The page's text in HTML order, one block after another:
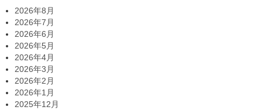
2026年8月
2026年7月
2026年6月
2026年5月
2026年4月
2026年3月
2026年2月
2026年1月
2025年12月